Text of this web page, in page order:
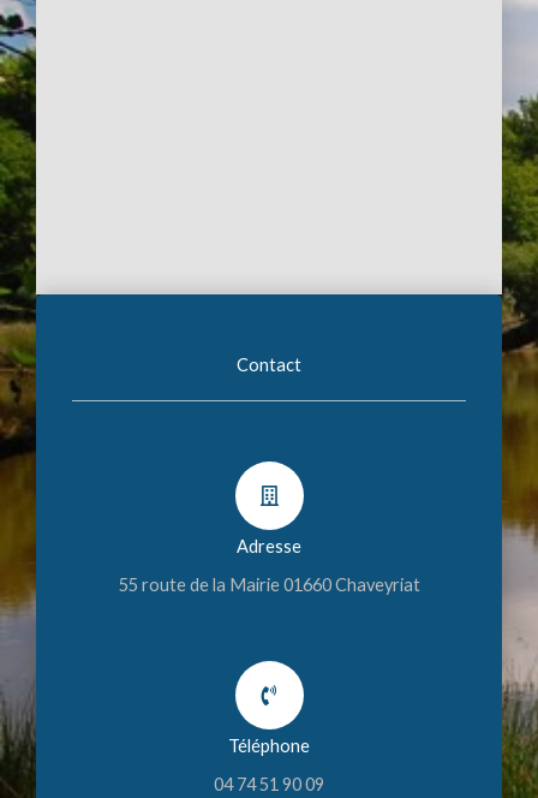
Contact
Adresse
55 route de la Mairie 01660 Chaveyriat
Téléphone
04 74 51 90 09